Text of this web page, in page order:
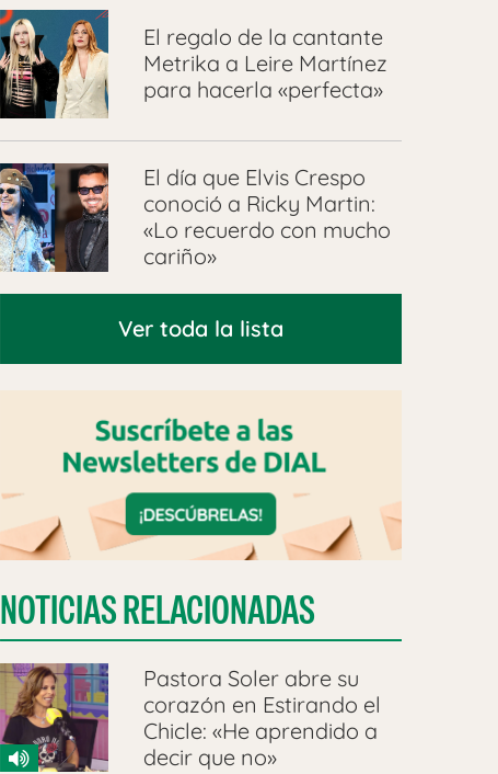
El regalo de la cantante
Metrika a Leire Martínez
para hacerla «perfecta»
El día que Elvis Crespo
conoció a Ricky Martin:
«Lo recuerdo con mucho
cariño»
Ver toda la lista
NOTICIAS RELACIONADAS
Pastora Soler abre su
corazón en Estirando el
Chicle: «He aprendido a
decir que no»